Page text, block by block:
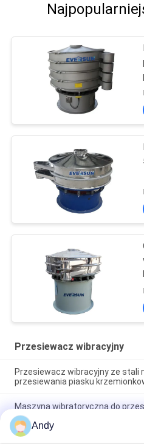
Przesiewacz wibracyjny
Przesiewacz wibracyjny ze stali
przesiewania piasku
Maszyna wibratoryczna do
wykorzystująca ruch materiału
powierzchni ekranu w celu
grubych
Andy